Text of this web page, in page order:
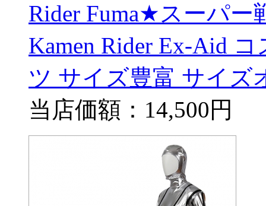
Rider Fuma★スーパ
Kamen Rider Ex-Aid
ツ サイズ豊富 サイズ
当店価額： 14,500円